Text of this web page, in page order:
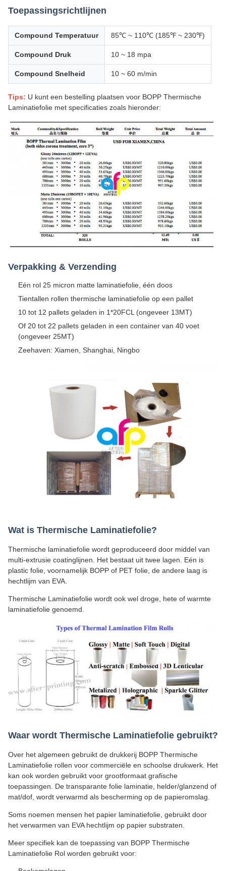
Toepassingsrichtlijnen
Compound Temperatuur 85℃ ~ 110℃ (185℉ ~ 230℉)
Compound Druk 10 ~ 18 mpa
Compound Snelheid 10 ~ 60 m/min
Tips: U kunt een bestelling plaatsen voor BOPP Thermische
Laminatiefolie met specificaties zoals hieronder:
Verpakking & Verzending
Eén rol 25 micron matte laminatiefolie, één doos
Tientallen rollen thermische laminatiefolie op een pallet
10 tot 12 pallets geladen in 1*20FCL (ongeveer 13MT)
Of 20 tot 22 pallets geladen in een container van 40 voet
(ongeveer 25MT)
Zeehaven: Xiamen, Shanghai, Ningbo
Wat is Thermische Laminatiefolie?
Thermische laminatiefolie wordt geproduceerd door middel van
multi-extrusie coatinglijnen. Het bestaat uit twee lagen. Eén is
plastic folie, voornamelijk BOPP of PET folie, de andere laag is
hechtlijm van EVA.
Thermische Laminatiefolie wordt ook wel droge, hete of warmte
laminatiefolie genoemd.
Waar wordt Thermische Laminatiefolie gebruikt?
Over het algemeen gebruikt de drukkerij BOPP Thermische
Laminatiefolie rollen voor commerciële en schoolse drukwerk. Het
kan ook worden gebruikt voor grootformaat grafische
toepassingen. De transparante folie laminatie, helder/glanzend of
mat/dof, wordt verwarmd als bescherming op de papieromslag.
Soms noemen mensen het papier laminatiefolie, gebruikt door
het verwarmen van EVA hechtlijm op papier substraten.
Meer specifiek kan de toepassing van BOPP Thermische
Laminatiefolie Rol worden gebruikt voor: